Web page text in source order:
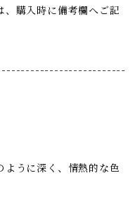
、購入時に備考欄へご記
ように深く、情熱的な色